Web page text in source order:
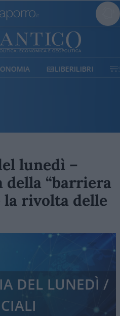
SHOP SOSTIENICI
lunedì –
della “barriera
la rivolta delle
DEL LUNEDÌ /